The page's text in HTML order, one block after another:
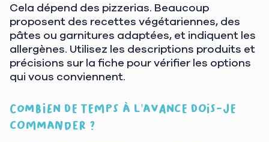
Cela dépend des pizzerias. Beaucoup
proposent des recettes végétariennes, des
pâtes ou garnitures adaptées, et indiquent les
allergènes. Utilisez les descriptions produits et
précisions sur la fiche pour vérifier les options
qui vous conviennent.
Combien de temps à l’avance dois-je
commander ?